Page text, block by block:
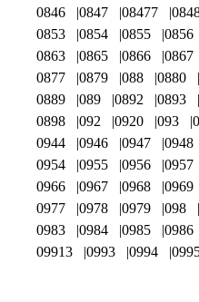
0846
0847 08477
0853
0854 0855 0856
0863
0865 0866 0867
0877
0879 088 0880
0889
089 0892 0893
0898
092 0920 093
0944
0946 0947 0948
0954
0955 0956 0957
0966
0967 0968 0969
0977
0978 0979 098
0983
0984 0985 0986
09913
0993 0994